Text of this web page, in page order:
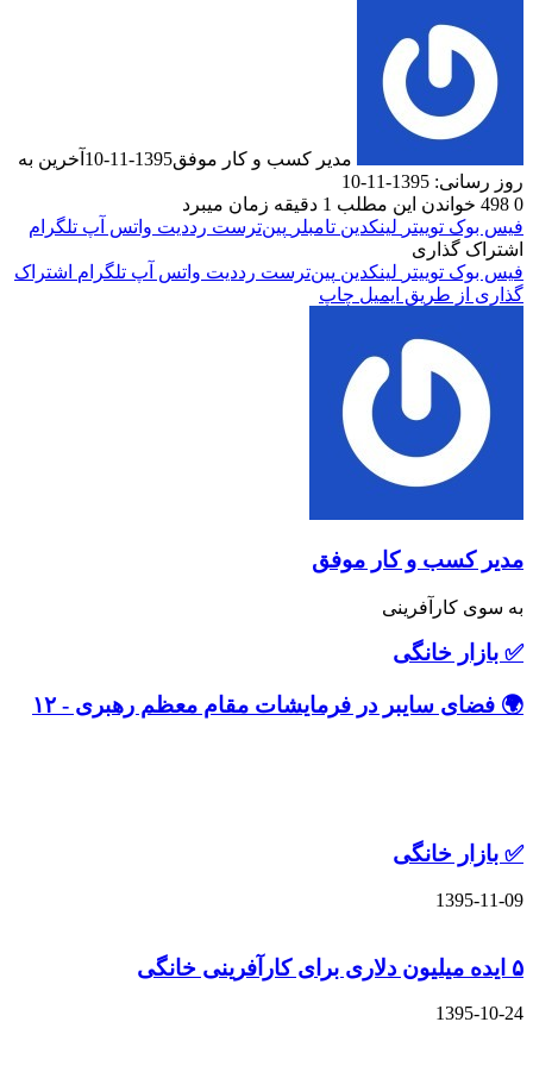
مدیر کسب و کار موفق1395-11-10
آخرین به
11-10
این مطلب 1 دقیقه زمان میبرد
توییتر لینکدین ‫تامبلر ‫پین‌ترست ‫رددیت واتس آپ تلگرام
توییتر لینکدین ‫پین‌ترست ‫رددیت واتس آپ تلگرام
اشتراک
طریق ایمیل چاپ
و کار موفق
خانگی
سایبر در فرمایشات مقام معظم رهبری - ۱۲
خانگی